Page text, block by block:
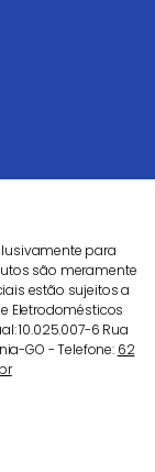
para
são meramente
estão sujeitos a
Eletrodomésticos
10.025.007-6 Rua
GO - Telefone: 62